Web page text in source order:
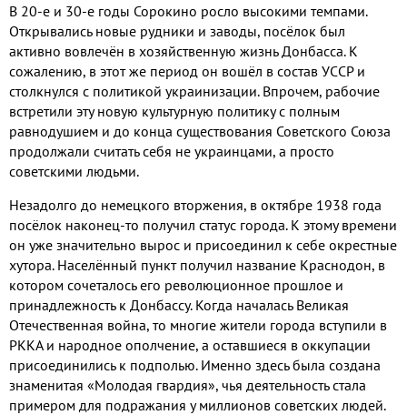
В 20-е и 30-е годы Сорокино росло высокими темпами.
Открывались новые рудники и заводы, посёлок был
активно вовлечён в хозяйственную жизнь Донбасса. К
сожалению, в этот же период он вошёл в состав УССР и
столкнулся с политикой украинизации. Впрочем, рабочие
встретили эту новую культурную политику с полным
равнодушием и до конца существования Советского Союза
продолжали считать себя не украинцами, а просто
советскими людьми.
Незадолго до немецкого вторжения, в октябре 1938 года
посёлок наконец-то получил статус города. К этому времени
он уже значительно вырос и присоединил к себе окрестные
хутора. Населённый пункт получил название Краснодон, в
котором сочеталось его революционное прошлое и
принадлежность к Донбассу. Когда началась Великая
Отечественная война, то многие жители города вступили в
РККА и народное ополчение, а оставшиеся в оккупации
присоединились к подполью. Именно здесь была создана
знаменитая «Молодая гвардия», чья деятельность стала
примером для подражания у миллионов советских людей.